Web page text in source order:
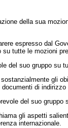
della sua
espresso dal
su tutte le mozioni
del suo gruppo su
gli
di indirizzo
del suo
gli aspetti
internazionale.